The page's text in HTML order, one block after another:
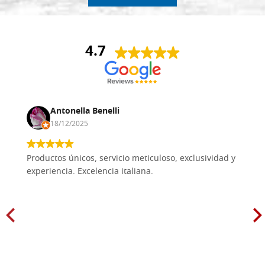
4.7
Antonella Benelli
18/12/2025
Productos únicos, servicio meticuloso, exclusividad y
experiencia. Excelencia italiana.